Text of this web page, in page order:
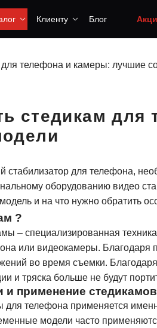
Клиенту Блог
для телефона и камеры: лучшие
стедикам
стабилизатор для телефона,
оборудованию видео
и на что нужно обратить
?
– специализированная
или видеокамеры. Благодаря
во время съемки.
и тряска больше не будут
применение стедикамов
для телефона применяется
модели часто